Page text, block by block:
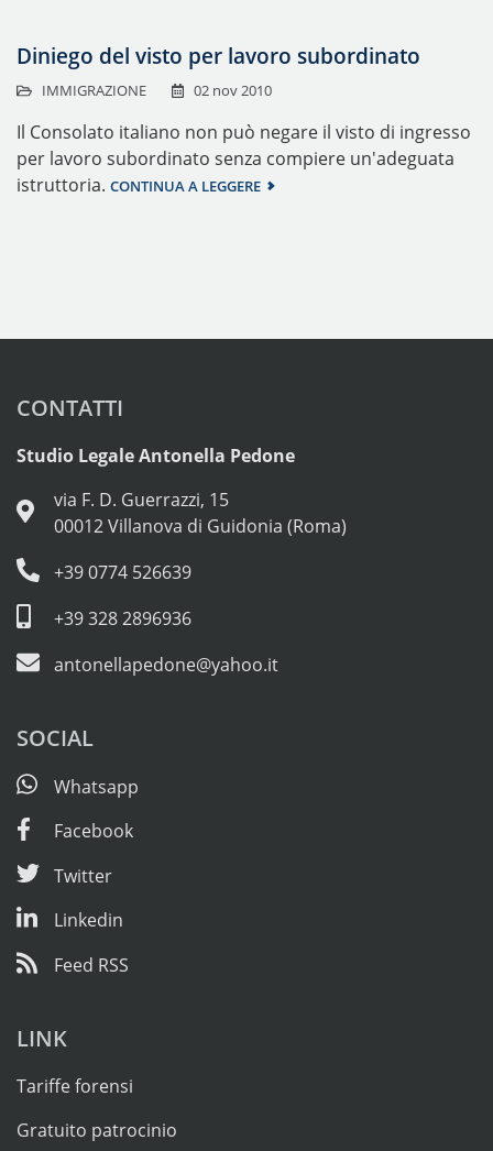
Diniego del visto per lavoro subordinato
IMMIGRAZIONE 02 nov 2010
Il Consolato italiano non può negare il visto di ingresso
per lavoro subordinato senza compiere un'adeguata
istruttoria. CONTINUA A LEGGERE
CONTATTI
Studio Legale Antonella Pedone
via F. D. Guerrazzi, 15
00012 Villanova di Guidonia (Roma)
+39 0774 526639
+39 328 2896936
antonellapedone@yahoo.it
SOCIAL
Whatsapp
Facebook
Twitter
Linkedin
Feed RSS
LINK
Tariffe forensi
Gratuito patrocinio